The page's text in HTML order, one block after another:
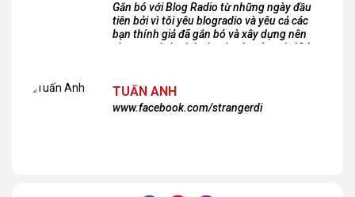
Gắn bó với Blog Radio từ những ngày đầu
tiên bởi vì tôi yêu blogradio và yêu cả các
bạn thính giả đã gắn bó và xây dựng nên
chương trình phát thanh xúc cảm này!Cám
TUẤN ANH
www.facebook.com/strangerdi